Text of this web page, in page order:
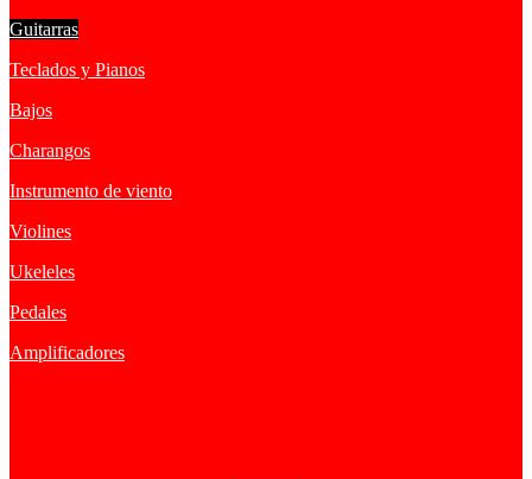
Guitarras
Teclados y Pianos
Bajos
Charangos
Instrumento de viento
Violines
Ukeleles
Pedales
Amplificadores